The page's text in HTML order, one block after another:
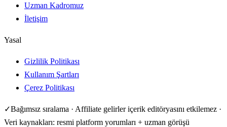
Uzman Kadromuz
İletişim
Yasal
Gizlilik Politikası
Kullanım Şartları
Çerez Politikası
✓Bağımsız sıralama · Affiliate gelirler içerik editöryasını etkilemez ·
Veri kaynakları: resmi platform yorumları + uzman görüşü